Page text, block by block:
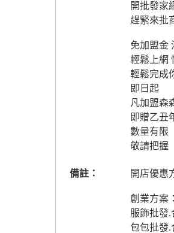
開批發家
趕緊來批
免加盟金
輕鬆上網
輕鬆完成
即日起
凡加盟森
即贈乙丑
數量有限
敬請把握
備註： 開店優惠
創業方案
服飾批發
包包批發.